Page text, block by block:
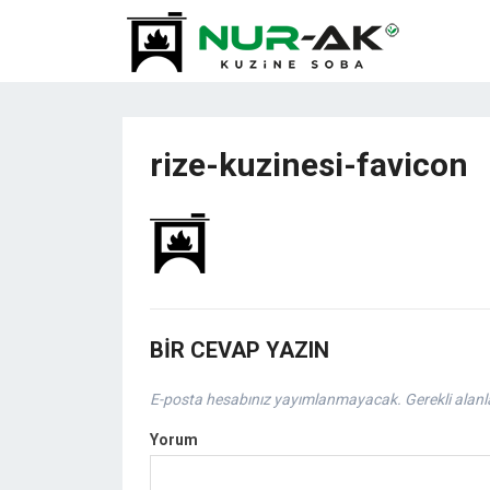
rize-kuzinesi-favicon
BIR CEVAP YAZIN
E-posta hesabınız yayımlanmayacak. Gerekli
Yorum